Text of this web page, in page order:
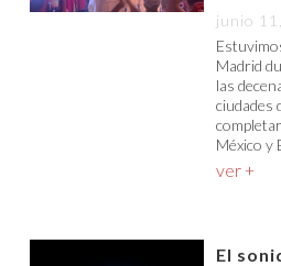
junio
Madrid
las
ciudades
México y
ver +
El